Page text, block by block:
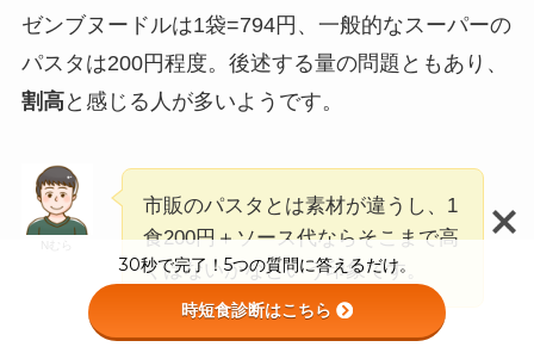
ゼンブヌードルは1袋=794円、一般的なスーパーの
パスタは200円程度。後述する量の問題ともあり、
割高と感じる人が多いようです。
Nむら
市販のパスタとは素材が違うし、1
食200円＋ソース代ならそこまで高
くはないかなという印象です。
30秒で完了！5つの質問に答えるだけ。
時短食診断はこちら